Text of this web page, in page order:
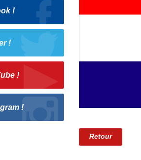
!
!
!
!
Retour